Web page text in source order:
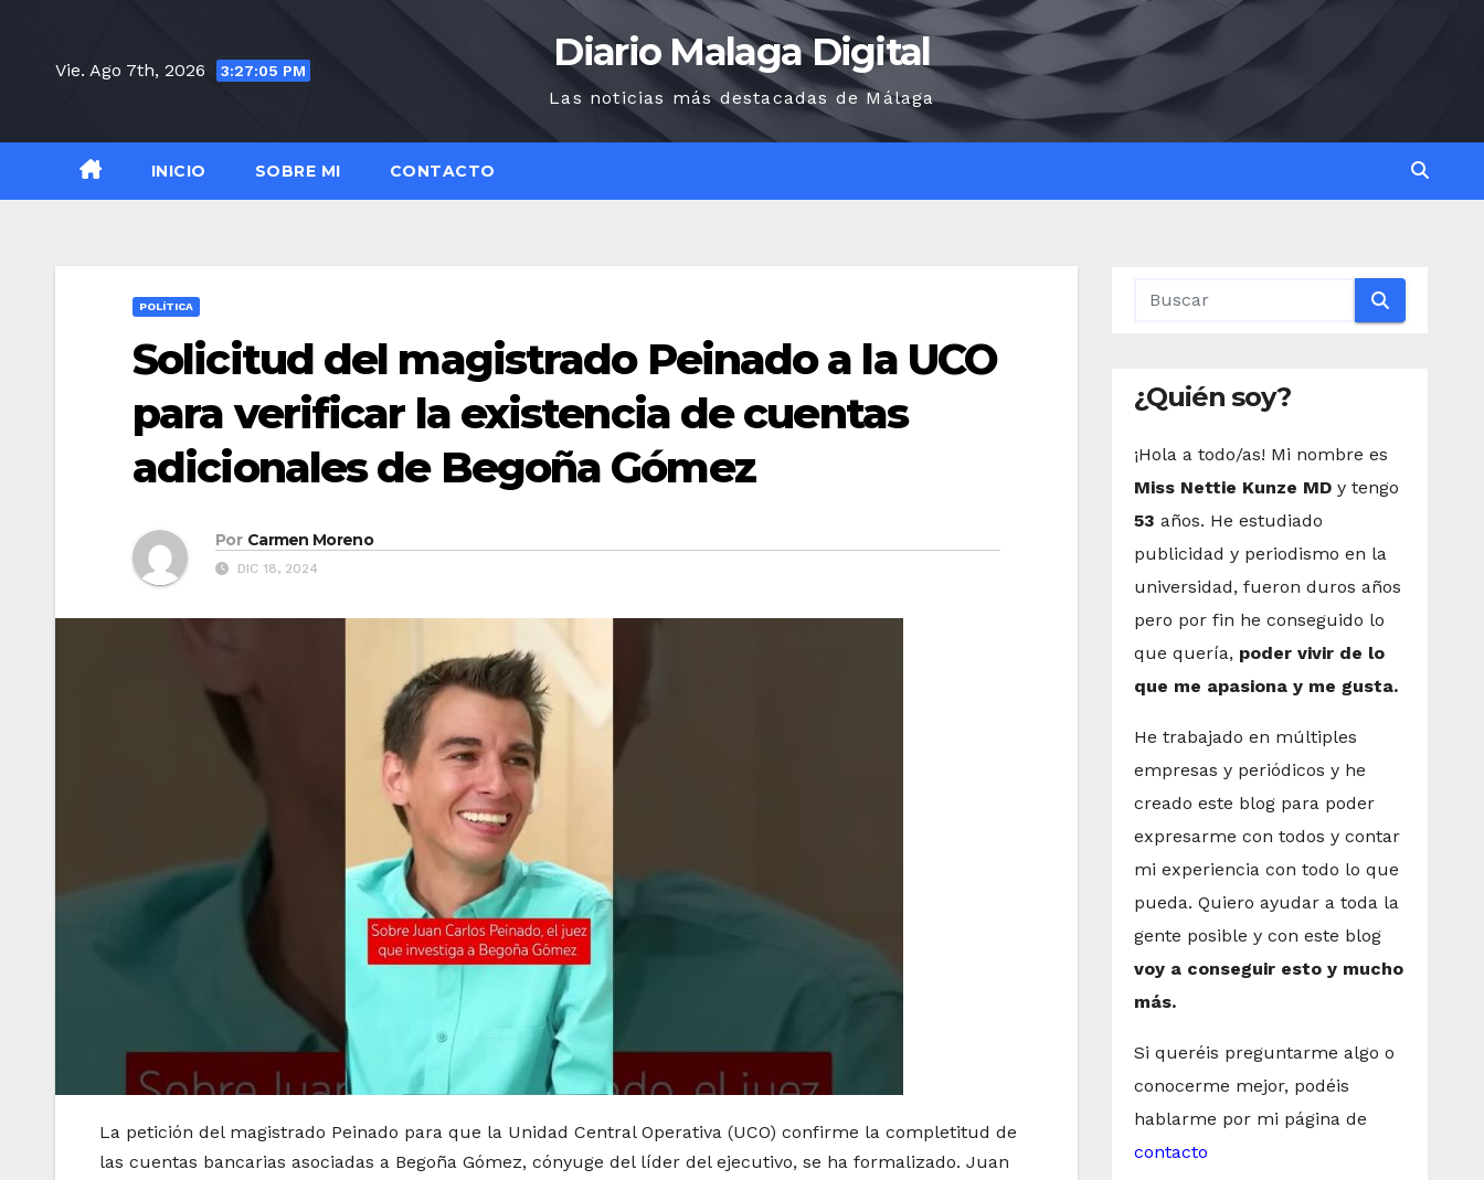
contenido
Vie. Ago 7th, 2026 3:27:06 PM Diario Malaga Digital
Las noticias más destacadas de Málaga
INICIO SOBRE MI CONTACTO
POLÍTICA
Solicitud del magistrado Peinado a la UCO
para verificar la existencia de cuentas
adicionales de Begoña Gómez
Por Carmen Moreno
DIC 18, 2024
La petición del magistrado Peinado para que la Unidad Central Operativa (UCO) confirme la completitud de
las cuentas bancarias asociadas a Begoña Gómez, cónyuge del líder del ejecutivo, se ha formalizado. Juan
¿Quién soy?
¡Hola a todo/as! Mi nombre es
Miss Nettie Kunze MDy tengo
53 años. He estudiado
publicidad y periodismo en la
universidad, fueron duros años
pero por fin he conseguido lo
que quería, poder vivir de lo
que me apasiona y me gusta.
He trabajado en múltiples
empresas y periódicos y he
creado este blog para poder
expresarme con todos y contar
mi experiencia con todo lo que
pueda. Quiero ayudar a toda la
gente posible y con este blog
voy a conseguir esto y mucho
más.
Si queréis preguntarme algo o
conocerme mejor, podéis
hablarme por mi página de
contacto